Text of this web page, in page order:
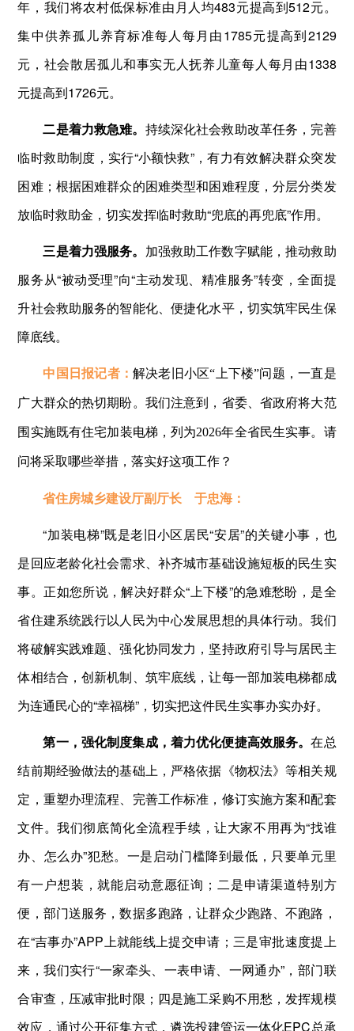
年，我们将农村低保标准由月人均483元提高到512元。
集中供养孤儿养育标准每人每月由1785元提高到2129
元，社会散居孤儿和事实无人抚养儿童每人每月由1338
元提高到1726元。
二是着力救急难。 持续深化社会救助改革任务，完善
临时救助制度，实行“小额快救”，有力有效解决群众突发
困难；根据困难群众的困难类型和困难程度，分层分类发
放临时救助金，切实发挥临时救助“兜底的再兜底”作用。
三是着力强服务。 加强救助工作数字赋能，推动救助
服务从“被动受理”向“主动发现、精准服务”转变，全面提
升社会救助服务的智能化、便捷化水平，切实筑牢民生保
障底线。
中国日报记者： 解决老旧小区“上下楼”问题，一直是
广大群众的热切期盼。我们注意到，省委、省政府将大范
围实施既有住宅加装电梯，列为2026年全省民生实事。请
问将采取哪些举措，落实好这项工作？
省住房城乡建设厅副厅长 于忠海：
“加装电梯”既是老旧小区居民“安居”的关键小事，也
是回应老龄化社会需求、补齐城市基础设施短板的民生实
事。正如您所说，解决好群众“上下楼”的急难愁盼，是全
省住建系统践行以人民为中心发展思想的具体行动。我们
将破解实践难题、强化协同发力，坚持政府引导与居民主
体相结合，创新机制、筑牢底线，让每一部加装电梯都成
为连通民心的“幸福梯”，切实把这件民生实事办实办好。
第一，强化制度集成，着力优化便捷高效服务。在总
结前期经验做法的基础上，严格依据《物权法》等相关规
定，重塑办理流程、完善工作标准，修订实施方案和配套
文件。我们彻底简化全流程手续，让大家不用再为“找谁
办、怎么办”犯愁。一是启动门槛降到最低，只要单元里
有一户想装，就能启动意愿征询；二是申请渠道特别方
便，部门送服务，数据多跑路，让群众少跑路、不跑路，
在“吉事办”APP上就能线上提交申请；三是审批速度提上
来，我们实行“一家牵头、一表申请、一网通办”，部门联
合审查，压减审批时限；四是施工采购不用愁，发挥规模
效应，通过公开征集方式，遴选投建管运一体化EPC总承